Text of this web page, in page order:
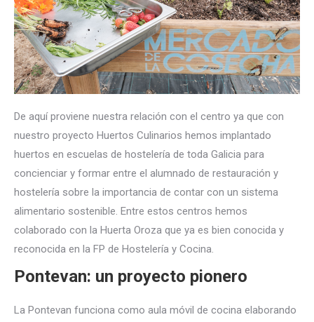
De aquí proviene nuestra relación con el centro ya que con
nuestro proyecto Huertos Culinarios hemos implantado
huertos en escuelas de hostelería de toda Galicia para
concienciar y formar entre el alumnado de restauración y
hostelería sobre la importancia de contar con un sistema
alimentario sostenible. Entre estos centros hemos
colaborado con la Huerta Oroza que ya es bien conocida y
reconocida en la FP de Hostelería y Cocina.
Pontevan: un proyecto pionero
La Pontevan funciona como aula móvil de cocina elaborando